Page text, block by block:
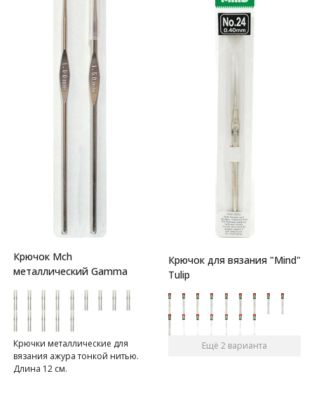
Крючок Mch
металлический Gamma
Крючки металлические для
вязания ажура тонкой нитью.
Длина 12 см.
Крючок для вязания "Mind"
Tulip
Ещё 2 варианта